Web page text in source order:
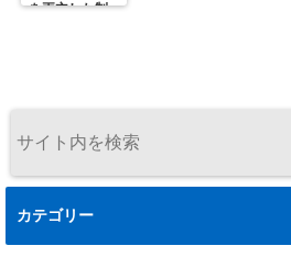
を両立した制
カテゴリー